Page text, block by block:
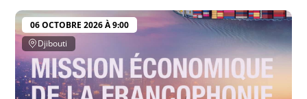
06 OCTOBRE 2026 À 9:00
Djibouti